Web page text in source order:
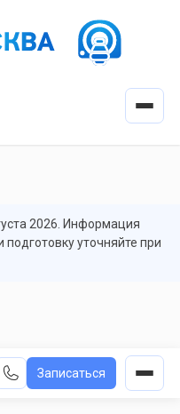
2026. Информация
уточняйте при
Записаться